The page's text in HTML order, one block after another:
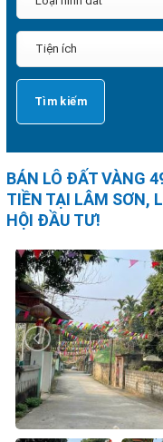
BÁN LÔ ĐẤT VÀNG
TIỀN TẠI LÂM SƠN,
HỘI ĐẦU TƯ!